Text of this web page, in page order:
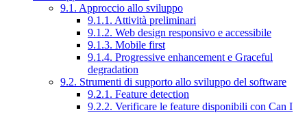
9.1. Approccio allo sviluppo
9.1.1. Attività preliminari
9.1.2. Web design responsivo e accessibile
9.1.3. Mobile first
9.1.4. Progressive enhancement e Graceful
degradation
9.2. Strumenti di supporto allo sviluppo del software
9.2.1. Feature detection
9.2.2. Verificare le feature disponibili con Can I